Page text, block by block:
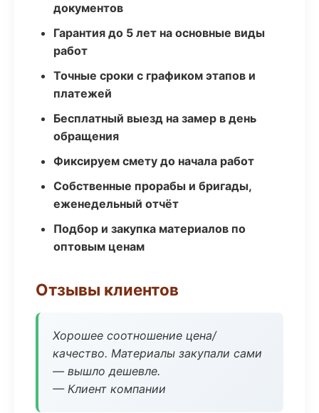
документов
Гарантия до 5 лет на основные виды
работ
Точные сроки с графиком этапов и
платежей
Бесплатный выезд на замер в день
обращения
Фиксируем смету до начала работ
Собственные прорабы и бригады,
еженедельный отчёт
Подбор и закупка материалов по
оптовым ценам
Отзывы клиентов
Хорошее соотношение цена/
качество. Материалы закупали сами
— вышло дешевле.
— Клиент компании